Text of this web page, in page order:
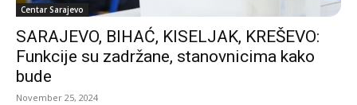
Centar Sarajevo
SARAJEVO, BIHAĆ, KISELJAK, KREŠEVO:
Funkcije su zadržane, stanovnicima kako
bude
November 25, 2024